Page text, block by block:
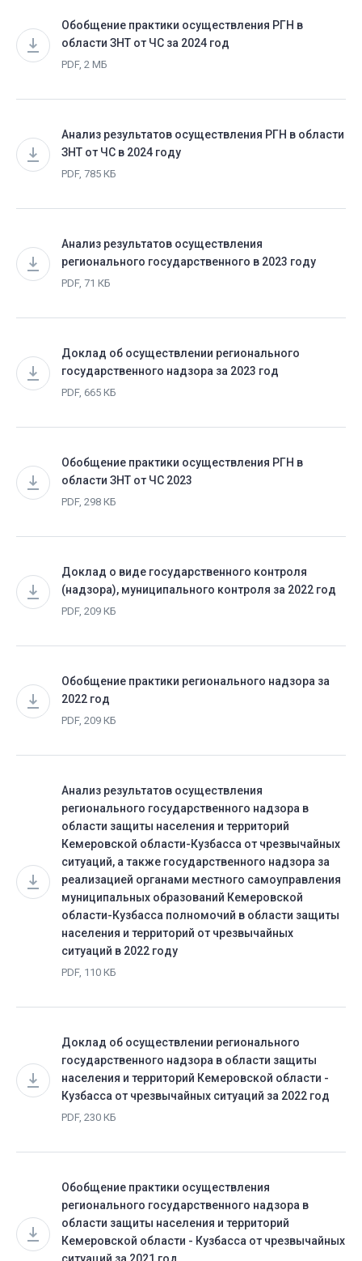
Обобщение практики осуществления РГН в
области ЗНТ от ЧС за 2024 год
PDF, 2 МБ
Анализ результатов осуществления РГН в области
ЗНТ от ЧС в 2024 году
PDF, 785 КБ
Анализ результатов осуществления
регионального государственного в 2023 году
PDF, 71 КБ
Доклад об осуществлении регионального
государственного надзора за 2023 год
PDF, 665 КБ
Обобщение практики осуществления РГН в
области ЗНТ от ЧС 2023
PDF, 298 КБ
Доклад о виде государственного контроля
(надзора), муниципального контроля за 2022 год
PDF, 209 КБ
Обобщение практики регионального надзора за
2022 год
PDF, 209 КБ
Анализ результатов осуществления
регионального государственного надзора в
области защиты населения и территорий
Кемеровской области-Кузбасса от чрезвычайных
ситуаций, а также государственного надзора за
реализацией органами местного самоуправления
муниципальных образований Кемеровской
области-Кузбасса полномочий в области защиты
населения и территорий от чрезвычайных
ситуаций в 2022 году
PDF, 110 КБ
Доклад об осуществлении регионального
государственного надзора в области защиты
населения и территорий Кемеровской области -
Кузбасса от чрезвычайных ситуаций за 2022 год
PDF, 230 КБ
Обобщение практики осуществления
регионального государственного надзора в
области защиты населения и территорий
Кемеровской области - Кузбасса от чрезвычайных